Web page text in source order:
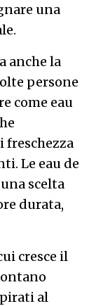
una
anche la
persone
come eau
freschezza
Le eau de
scelta
durata,
cresce il
al